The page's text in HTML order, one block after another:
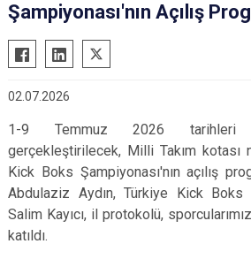
Şampiyonası'nın Açılış
02.07.2026
1-9 Temmuz 2026 tarihleri
gerçekleştirilecek, Milli Takım kotası
Kick Boks Şampiyonası'nın açılış
Abdulaziz Aydın, Türkiye Kick Boks
Salim Kayıcı, il protokolü,
katıldı.